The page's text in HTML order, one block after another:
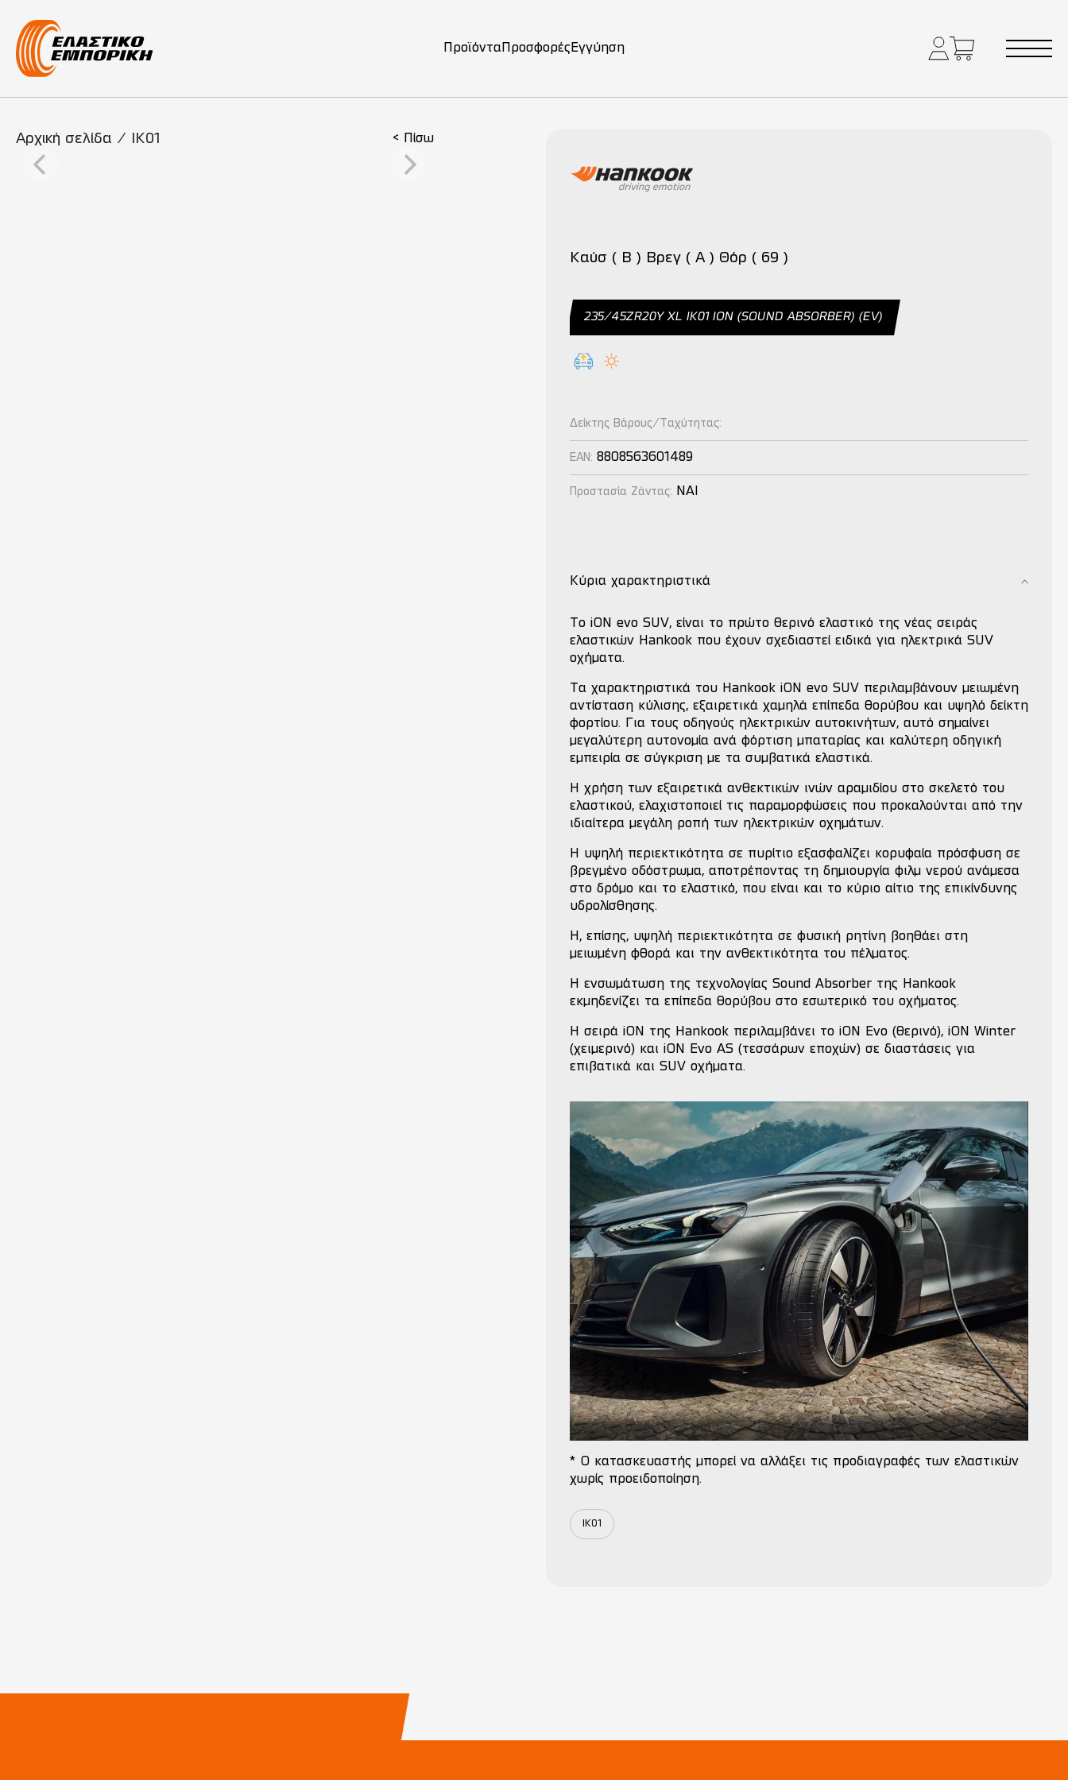
Κύρια πλοήγηση
Προϊόντα Προσφορές Εγγύηση
Αρχική σελίδα / IK01 < Πίσω
Καύσ ( B ) Βρεγ ( A ) Θόρ ( 69 )
235/45ΖR20Y ΧL IK01 ION (SOUND ABSORBER) (EV)
Δείκτης Βάρους/Ταχύτητας:
EAN: 8808563601489
Προστασία Ζάντας: NAI
Κύρια χαρακτηριστικά
Το iON evo SUV, είναι το πρώτο θερινό ελαστικό της νέας σειράς
ελαστικών Hankook που έχουν σχεδιαστεί ειδικά για ηλεκτρικά SUV
οχήματα.
Τα χαρακτηριστικά του Hankook iON evo SUV περιλαμβάνουν μειωμένη
αντίσταση κύλισης, εξαιρετικά χαμηλά επίπεδα θορύβου και υψηλό δείκτη
φορτίου. Για τους οδηγούς ηλεκτρικών αυτοκινήτων, αυτό σημαίνει
μεγαλύτερη αυτονομία ανά φόρτιση μπαταρίας και καλύτερη οδηγική
εμπειρία σε σύγκριση με τα συμβατικά ελαστικά.
Η χρήση των εξαιρετικά ανθεκτικών ινών αραμιδίου στο σκελετό του
ελαστικού, ελαχιστοποιεί τις παραμορφώσεις που προκαλούνται από την
ιδιαίτερα μεγάλη ροπή των ηλεκτρικών οχημάτων.
Η υψηλή περιεκτικότητα σε πυρίτιο εξασφαλίζει κορυφαία πρόσφυση σε
βρεγμένο οδόστρωμα, αποτρέποντας τη δημιουργία φιλμ νερού ανάμεσα
στο δρόμο και το ελαστικό, που είναι και το κύριο αίτιο της επικίνδυνης
υδρολίσθησης.
Η, επίσης, υψηλή περιεκτικότητα σε φυσική ρητίνη βοηθάει στη
μειωμένη φθορά και την ανθεκτικότητα του πέλματος.
Η ενσωμάτωση της τεχνολογίας Sound Absorber της Hankook
εκμηδενίζει τα επίπεδα θορύβου στο εσωτερικό του οχήματος.
Η σειρά iON της Hankook περιλαμβάνει το iON Evo (θερινό), iON Winter
(χειμερινό) και iON Evo AS (τεσσάρων εποχών) σε διαστάσεις για
επιβατικά και SUV οχήματα.
* Ο κατασκευαστής μπορεί να αλλάξει τις προδιαγραφές των ελαστικών
χωρίς προειδοποίηση.
IK01